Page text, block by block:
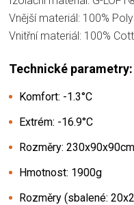
Vnější materiál: 100%
Vnitřní materiál: 100%
Technické parametry:
Komfort: -1.3°C
Extrém: -16.9°C
Rozměry: 230x90x90cm
Hmotnost: 1900g
Rozměry (sbalené: